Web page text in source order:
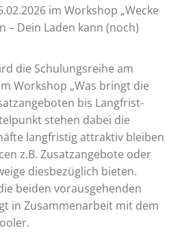
im Workshop „Wecke
– Dein Laden kann (noch)
die Schulungsreihe am
Workshop „Was bringt die
bis Langfrist-
stehen dabei die
langfristig attraktiv bleiben
z.B. Zusatzangebote oder
diesbezüglich bieten.
beiden vorausgehenden
in Zusammenarbeit mit dem